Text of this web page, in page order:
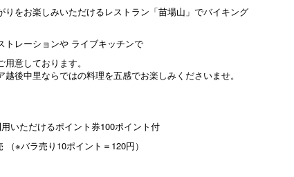
をお楽しみいただけるレストラン「苗場山」でバイキング
トレーションや ライブキッチンで
意しております。
後中里ならではの料理を五感でお楽しみくださいませ。
いただけるポイント券100ポイント付
※バラ売り10ポイント＝120円）